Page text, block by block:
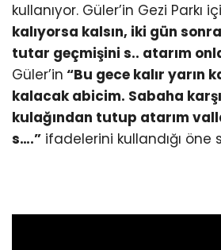
kullanıyor. Güler’in Gezi Parkı
kalıyorsa kalsın, iki gün
tutar geçmişini s.. atarım
Güler’in “Bu gece kalır yarın
kalacak abicim. Sabaha
kulağından tutup atarım
s….” ifadelerini kullandığı öne